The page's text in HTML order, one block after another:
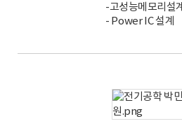
-고성능메모리설계
- Power IC 설계